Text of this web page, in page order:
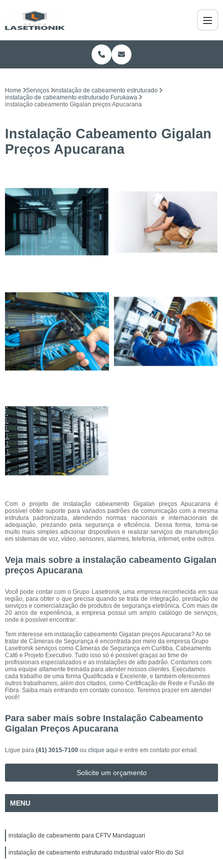
Home Serviços
instalação de cabeamento estruturado
instalação de cabeamento estruturado Furukawa
instalação cabeamento Gigalan preços Apucarana
Instalação Cabeamento Gigalan
Preços Apucarana
Com o projeto de instalação cabeamento Gigalan preços Apucarana é
possível obter suporte para variados padrões de comunicação com a mesma
estrutura padronizada, atendendo normas nacionais e internacionais de
adequação, prezando pela segurança e eficiência. Dessa forma, torna-se
muito mais simples adicionar dispositivos e realizar serviços de manutenção
em sistemas de voz, vídeo, sensores, alarmes, telefonia, internet, entre outros.
Veja mais sobre a instalação cabeamento Gigalan
preços Apucarana
Você pode contar com o Grupo Lasetronik, uma empresa reconhecida em sua
região, para obter o que precisa quando se trata de integração, prestação de
serviços e comercialização de produtos de segurança eletrônica. Com mais de
20 anos de experiência, a empresa possui um amplo catálogo de serviços,
onde é possível encontrar:
Tem interesse em instalação cabeamento Gigalan preços Apucarana? Ao se
tratar de Câmeras de Segurança é encontrada por meio da empresa Grupo
Lasetronik serviços como Câmeras de Segurança em Curitiba, Cabeamento
Cat6 e Projeto Executivo. Tudo isso só é possível graças ao time de
profissionais especializados e as instalações de alto padrão. Contamos com
uma equipe altamente treinada para atender nossos clientes. Executamos
cada trabalho de uma forma Qualificada e Excelente, e também oferecemos
outros trabalhamos, além dos citados, como Certificação de Rede e Fusão de
Fibra. Saiba mais entrando em contato conosco. Teremos prazer em atender
você!
Para saber mais sobre Instalação Cabeamento
Gigalan Preços Apucarana
Ligue para (41) 3015-7100 ou clique aqui e entre em contato por email.
Solicite um orçamento
MENU
instalação de cabeamento para CFTV Mandaguari
instalação de cabeamento estruturado industrial valor Rio do Sul